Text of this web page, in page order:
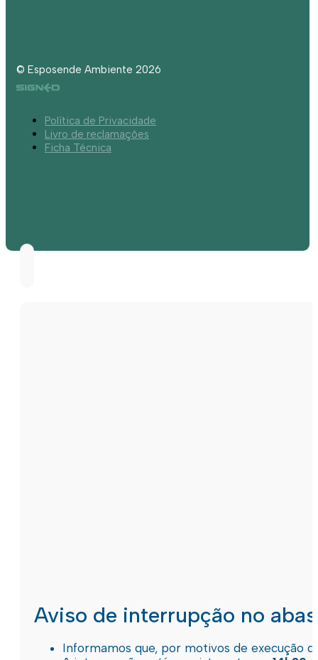
© Esposende Ambiente 2026
Política de Privacidade
Livro de reclamações
Ficha Técnica
Aviso de interrupção no
Informamos que, por motivos de execução